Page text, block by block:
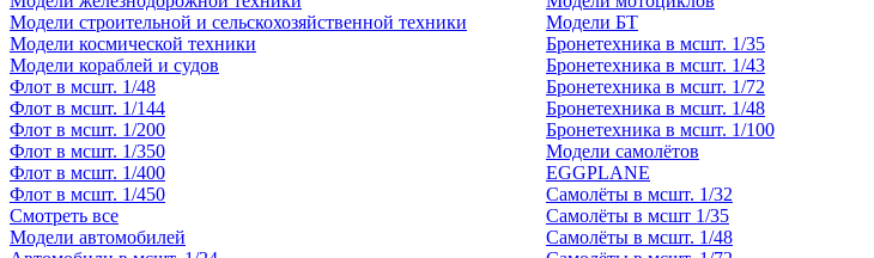
Модели строительной и сельскохозяйственной техники
Модели космической техники
Модели кораблей и судов
Флот в мсшт. 1/48
Флот в мсшт. 1/144
Флот в мсшт. 1/200
Флот в мсшт. 1/350
Флот в мсшт. 1/400
Флот в мсшт. 1/450
Смотреть все
Модели автомобилей
Модели БТ
Бронетехника в мсшт. 1/35
Бронетехника в мсшт. 1/43
Бронетехника в мсшт. 1/72
Бронетехника в мсшт. 1/48
Бронетехника в мсшт. 1/100
Модели самолётов
EGGPLANE
Самолёты в мсшт. 1/32
Самолёты в мсшт 1/35
Самолёты в мсшт. 1/48